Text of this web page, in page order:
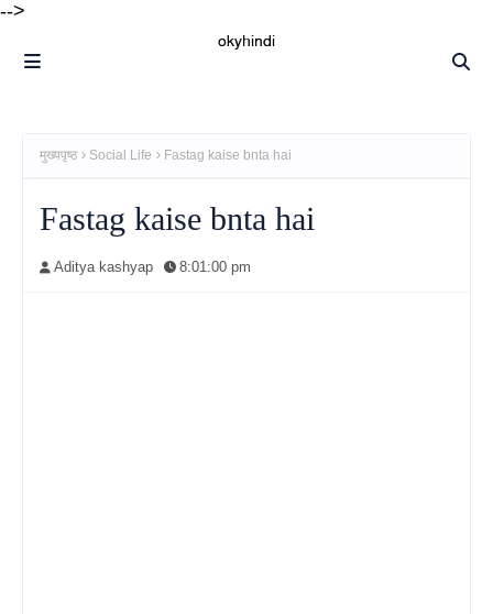
-->
मुख्यपृष्ठ Social Life Fastag kaise bnta hai
Fastag kaise bnta hai
Aditya kashyap 8:01:00 pm